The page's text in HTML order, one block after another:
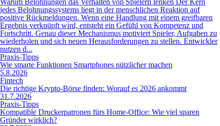
Warum Belohnungen das Verhalten von Spielern lenken Der Kern
jedes Belohnungssystems liegt in der menschlichen Reaktion auf
positive Rückmeldungen. Wenn eine Handlung mit einem greifbaren
Ergebnis verknüpft wird, entsteht ein Gefühl von Kompetenz und
Fortschritt. Genau dieser Mechanismus motiviert Spieler, Aufgaben zu
wiederholen und sich neuen Herausforderungen zu stellen. Entwickler
nutzen d...
Praxis-Tipps
Wie smarte Funktionen Smartphones nützlicher machen
5.8.2026
Fintech
Die richtige Krypto-Börse finden: Worauf es 2026 ankommt
31.7.2026
Praxis-Tipps
Kompatible Druckerpatronen fürs Home-Office: Wie viel sparen
Gründer wirklich?